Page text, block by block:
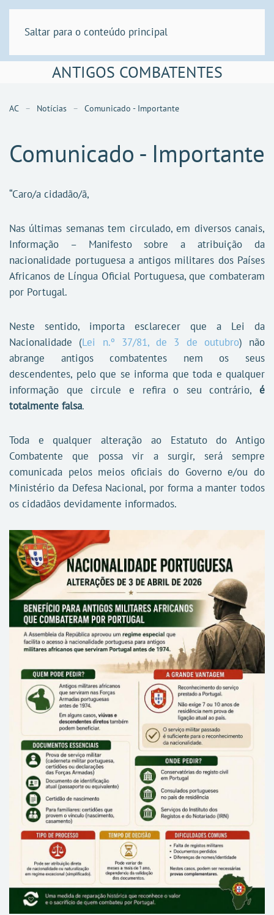
Saltar para o conteúdo principal
ANTIGOS COMBATENTES
AC Notícias Comunicado - Importante
Comunicado - Importante
“Caro/a cidadão/ã,
Nas últimas semanas tem circulado, em diversos canais,
Informação – Manifesto sobre a atribuição da
nacionalidade portuguesa a antigos militares dos Países
Africanos de Língua Oficial Portuguesa, que combateram
por Portugal.
Neste sentido, importa esclarecer que a Lei da
Nacionalidade (Lei n.º 37/81, de 3 de outubro) não
abrange antigos combatentes nem os seus
descendentes, pelo que se informa que toda e qualquer
informação que circule e refira o seu contrário, é
totalmente falsa.
Toda e qualquer alteração ao Estatuto do Antigo
Combatente que possa vir a surgir, será sempre
comunicada pelos meios oficiais do Governo e/ou do
Ministério da Defesa Nacional, por forma a manter todos
os cidadãos devidamente informados.